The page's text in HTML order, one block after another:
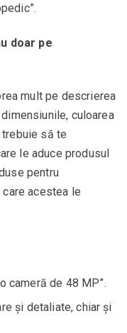
doar pe
mult pe descrierea
culoarea
să te
le aduce produsul
pentru
acestea le
cameră de 48 MP”.
și detaliate, chiar și